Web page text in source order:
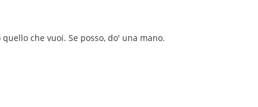
che vuoi. Se posso, do' una mano.